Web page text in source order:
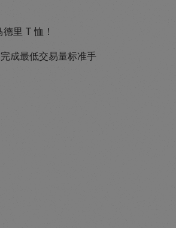
里 T 恤！
成最低交易量标准手